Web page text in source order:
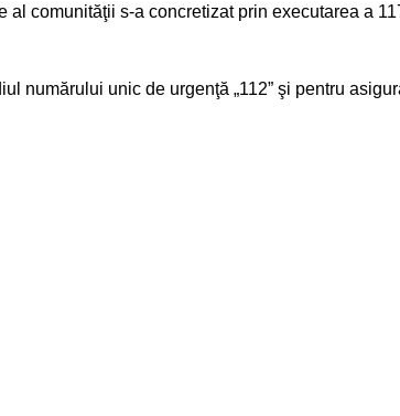
comunităţii s-a concretizat prin executarea a
numărului unic de urgenţă „112” şi pentru